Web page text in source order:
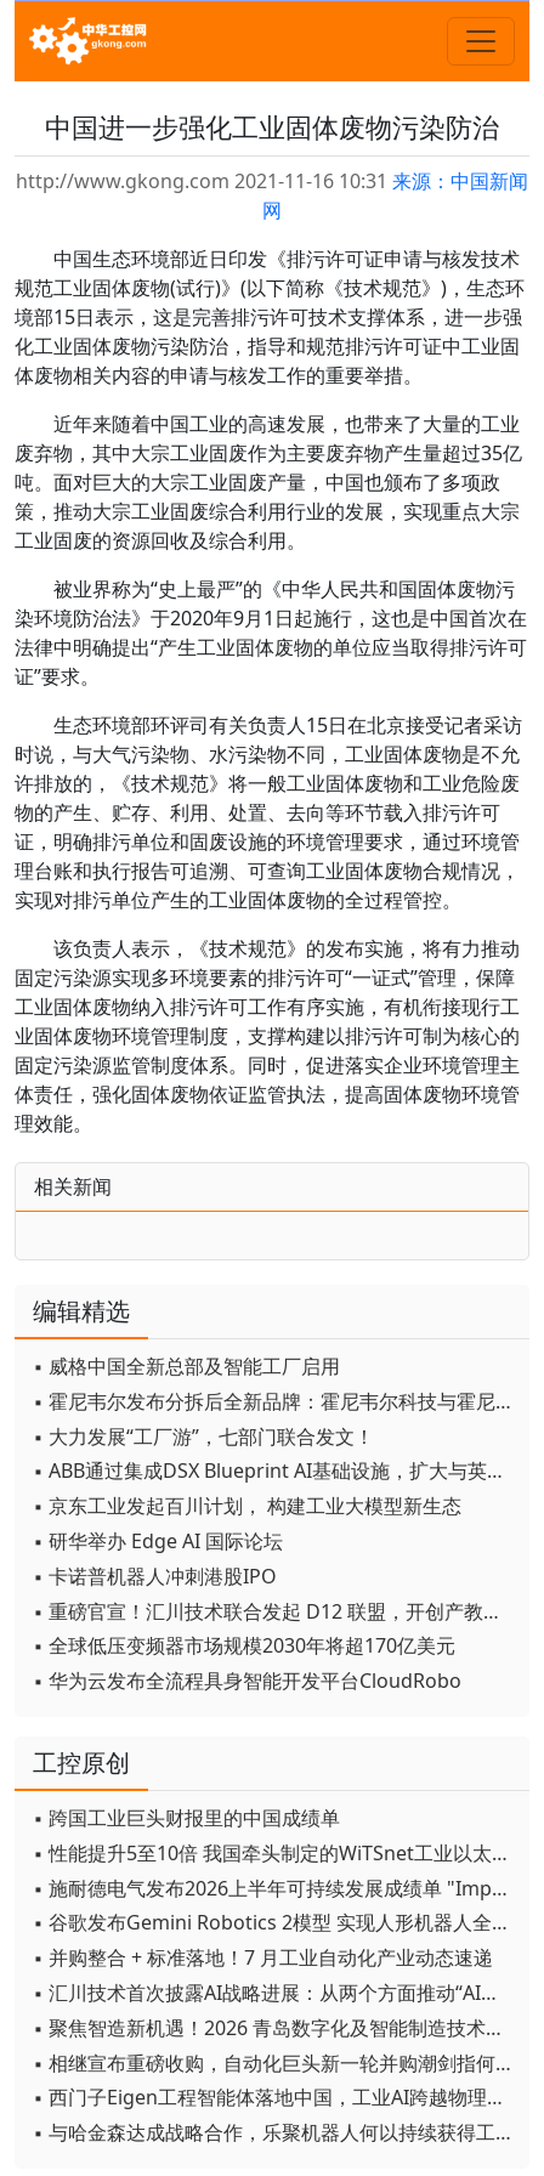
中国进一步强化工业固体废物污染防治
http://www.gkong.com 2021-11-16 10:31 来源：中国新闻
网
中国生态环境部近日印发《排污许可证申请与核发技术
规范工业固体废物(试行)》(以下简称《技术规范》)，生态环
境部15日表示，这是完善排污许可技术支撑体系，进一步强
化工业固体废物污染防治，指导和规范排污许可证中工业固
体废物相关内容的申请与核发工作的重要举措。
近年来随着中国工业的高速发展，也带来了大量的工业
废弃物，其中大宗工业固废作为主要废弃物产生量超过35亿
吨。面对巨大的大宗工业固废产量，中国也颁布了多项政
策，推动大宗工业固废综合利用行业的发展，实现重点大宗
工业固废的资源回收及综合利用。
被业界称为“史上最严”的《中华人民共和国固体废物污
染环境防治法》于2020年9月1日起施行，这也是中国首次在
法律中明确提出“产生工业固体废物的单位应当取得排污许可
证”要求。
生态环境部环评司有关负责人15日在北京接受记者采访
时说，与大气污染物、水污染物不同，工业固体废物是不允
许排放的，《技术规范》将一般工业固体废物和工业危险废
物的产生、贮存、利用、处置、去向等环节载入排污许可
证，明确排污单位和固废设施的环境管理要求，通过环境管
理台账和执行报告可追溯、可查询工业固体废物合规情况，
实现对排污单位产生的工业固体废物的全过程管控。
该负责人表示，《技术规范》的发布实施，将有力推动
固定污染源实现多环境要素的排污许可“一证式”管理，保障
工业固体废物纳入排污许可工作有序实施，有机衔接现行工
业固体废物环境管理制度，支撑构建以排污许可制为核心的
固定污染源监管制度体系。同时，促进落实企业环境管理主
体责任，强化固体废物依证监管执法，提高固体废物环境管
理效能。
相关新闻
编辑精选
▪ 威格中国全新总部及智能工厂启用
▪ 霍尼韦尔发布分拆后全新品牌：霍尼韦尔科技与霍尼韦尔航空航天
▪ 大力发展“工厂游”，七部门联合发文！
▪ ABB通过集成DSX Blueprint AI基础设施，扩大与英伟达的合作
▪ 京东工业发起百川计划， 构建工业大模型新生态
▪ 研华举办 Edge AI 国际论坛
▪ 卡诺普机器人冲刺港股IPO
▪ 重磅官宣！汇川技术联合发起 D12 联盟，开创产教融合新范式
▪ 全球低压变频器市场规模2030年将超170亿美元
▪ 华为云发布全流程具身智能开发平台CloudRobo
工控原创
▪ 跨国工业巨头财报里的中国成绩单
▪ 性能提升5至10倍 我国牵头制定的WiTSnet工业以太网国际标准正式发布
▪ 施耐德电气发布2026上半年可持续发展成绩单 "Impact 2030"路线图开局稳健
▪ 谷歌发布Gemini Robotics 2模型 实现人形机器人全身智能控制突破
▪ 并购整合 + 标准落地！7 月工业自动化产业动态速递
▪ 汇川技术首次披露AI战略进展：从两个方面推动“AI业务化”落地
▪ 聚焦智造新机遇！2026 青岛数字化及智能制造技术论坛圆满落幕
▪ 相继宣布重磅收购，自动化巨头新一轮并购潮剑指何方？
▪ 西门子Eigen工程智能体落地中国，工业AI跨越物理世界“确定性”拐点
▪ 与哈金森达成战略合作，乐聚机器人何以持续获得工业巨头青睐？